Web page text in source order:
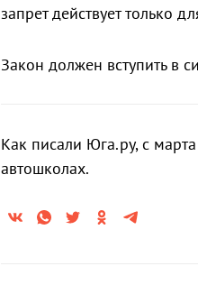
запрет действует только
Закон должен вступить в
Как писали Юга.ру, с
автошколах.